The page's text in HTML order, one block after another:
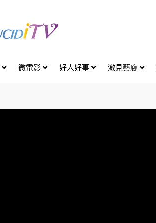
微電影 好人好事 澈見藝廊